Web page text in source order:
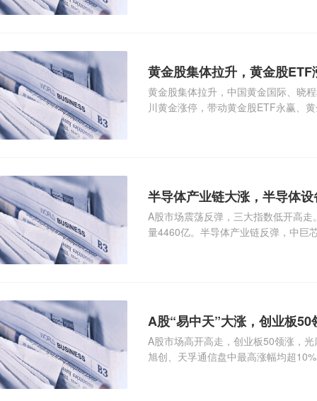
黄金股集体拉升，黄金股ETF
黄金股集体拉升，中国黄金国际、晓
川黄金涨停，带动黄金股ETF永赢、
半导体产业链大涨，半导体
A股市场震荡反弹，三大指数低开高
量4460亿。半导体产业链反弹，中巨
A股“易中天”大涨，创业板
A股市场高开高走，创业板50领涨，
旭创、天孚通信盘中最高涨幅均超